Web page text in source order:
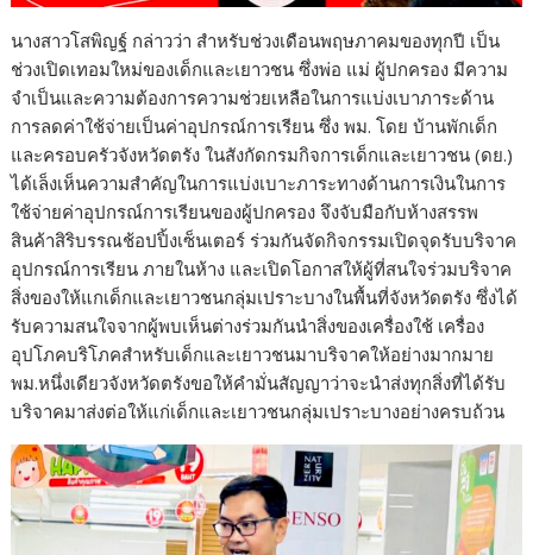
นางสาวโสพิญฐ์ กล่าวว่า สำหรับช่วงเดือนพฤษภาคมของทุกปี เป็น
ช่วงเปิดเทอมใหม่ของเด็กและเยาวชน ซึ่งพ่อ แม่ ผู้ปกครอง มีความ
จำเป็นและความต้องการความช่วยเหลือในการแบ่งเบาภาระด้าน
การลดค่าใช้จ่ายเป็นค่าอุปกรณ์การเรียน ซึ่ง พม. โดย บ้านพักเด็ก
และครอบครัวจังหวัดตรัง ในสังกัดกรมกิจการเด็กและเยาวชน (ดย.)
ได้เล็งเห็นความสำคัญในการแบ่งเบาะภาระทางด้านการเงินในการ
ใช้จ่ายค่าอุปกรณ์การเรียนของผู้ปกครอง จึงจับมือกับห้างสรรพ
สินค้าสิริบรรณช้อปปิ้งเซ็นเตอร์ ร่วมกันจัดกิจกรรมเปิดจุดรับบริจาค
อุปกรณ์การเรียน ภายในห้าง และเปิดโอกาสให้ผู้ที่สนใจร่วมบริจาค
สิ่งของให้แกเด็กและเยาวชนกลุ่มเปราะบางในพื้นที่จังหวัดตรัง ซึ่งได้
รับความสนใจจากผู้พบเห็นต่างร่วมกันนำสิ่งของเครื่องใช้ เครื่อง
อุปโภคบริโภคสำหรับเด็กและเยาวชนมาบริจาคให้อย่างมากมาย
พม.หนึ่งเดียวจังหวัดตรังขอให้คำมั่นสัญญาว่าจะนำส่งทุกสิ่งที่ได้รับ
บริจาคมาส่งต่อให้แก่เด็กและเยาวชนกลุ่มเปราะบางอย่างครบถ้วน